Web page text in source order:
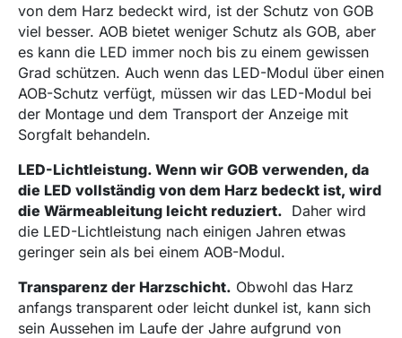
von dem Harz bedeckt wird, ist der Schutz von GOB
viel besser. AOB bietet weniger Schutz als GOB, aber
es kann die LED immer noch bis zu einem gewissen
Grad schützen. Auch wenn das LED-Modul über einen
AOB-Schutz verfügt, müssen wir das LED-Modul bei
der Montage und dem Transport der Anzeige mit
Sorgfalt behandeln.
LED-Lichtleistung. Wenn wir GOB verwenden, da
die LED vollständig von dem Harz bedeckt ist, wird
die Wärmeableitung leicht reduziert. Daher wird
die LED-Lichtleistung nach einigen Jahren etwas
geringer sein als bei einem AOB-Modul.
Transparenz der Harzschicht. Obwohl das Harz
anfangs transparent oder leicht dunkel ist, kann sich
sein Aussehen im Laufe der Jahre aufgrund von